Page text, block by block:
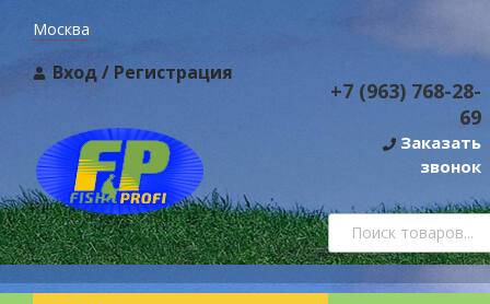
Москва
Вход/ Регистрация
+7 (963) 768-28-
69
Заказать
звонок